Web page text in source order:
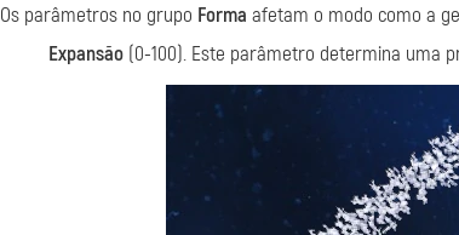
Os parâmetros no grupo Forma afetam o modo como a
Expansão (0-100). Este parâmetro determina uma